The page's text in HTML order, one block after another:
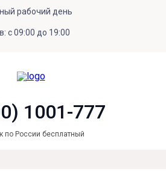
рабочий день
с 09:00 до 19:00
1001-777
по России бесплатный